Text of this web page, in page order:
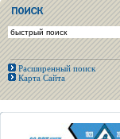
Расширенный поиск
Карта Сайта